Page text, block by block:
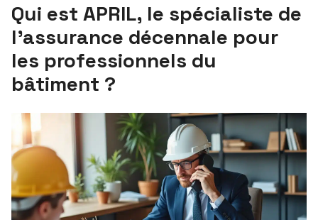
Qui est APRIL, le spécialiste de
l’assurance décennale pour
les professionnels du
bâtiment ?